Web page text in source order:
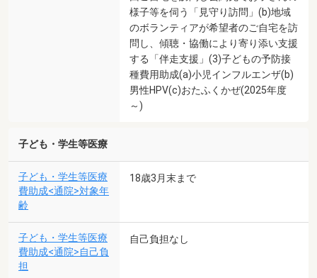
様子等を伺う「見守り訪問」(b)地域
のボランティアが希望者のご自宅を訪
問し、傾聴・協働により寄り添い支援
する「伴走支援」(3)子どもの予防接
種費用助成(a)小児インフルエンザ(b)
男性HPV(c)おたふくかぜ(2025年度
～)
子ども・学生等医療
子ども・学生等医療
費助成<通院>対象年
齢
18歳3月末まで
子ども・学生等医療
費助成<通院>自己負
担
自己負担なし